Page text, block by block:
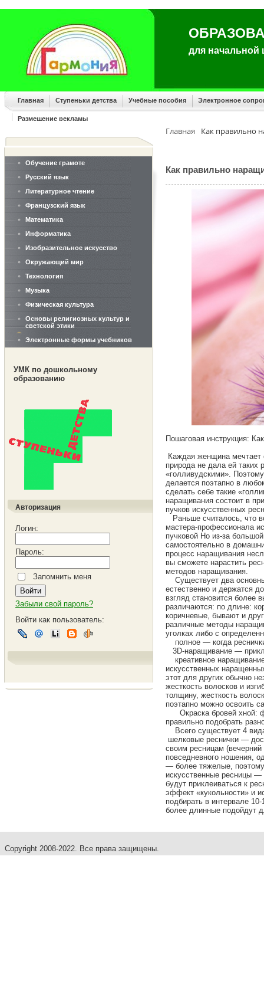
для
Главная Ступеньки детства Учебные пособия Электронное
Размещение рекламы
Обучение грамоте
Русский язык
Литературное чтение
Французский язык
Математика
Информатика
Изобразительное искусство
Окружающий мир
Технология
Музыка
Физическая культура
Основы религиозных культур и
светской этики
Электронные формы учебников
УМК по дошкольному
образованию
Авторизация
Логин:
Пароль:
Запомнить меня
Забыли свой пароль?
Войти как пользователь:
Главная Как правильно
Как правильно
Пошаговая инструкция:
Каждая женщина
природа не дала ей таких
«голливудскими».
делается поэтапно в
сделать себе такие
наращивания состоит в
пучков искусственных
Раньше считалось, что
мастера-профессионала
пучковой Но из-за
самостоятельно в
процесс наращивания
вы сможете нарастить
методов наращивания.
Существует два
естественно и держатся
взгляд становится более
различаются: по длине:
коричневые, бывают и
различные методы
уголках либо с
полное — когда
3D-наращивание —
креативное
искусственных
этот для других обычно
жесткость волосков и
толщину, жесткость
поэтапно можно освоить
Окраска бровей хной:
правильно подобрать
Всего существует 4
шелковые реснички —
своим ресницам
повседневного ношения,
— более тяжелые, поэтому
искусственные ресницы —
будут приклеиваться к
эффект «кукольности» и
подбирать в интервале
более длинные подойдут
Copyright 2008-2022. Все права защищены.